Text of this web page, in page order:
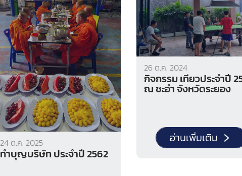
24 ต.ค. 2025
ทำบุญบริษัท ประจำปี 2562
26 ต.ค. 2024
กิจกรรม เที่ยวประจำปี
ณ ชะอำ จังหวัดระยอง
อ่านเพิ่มเติม